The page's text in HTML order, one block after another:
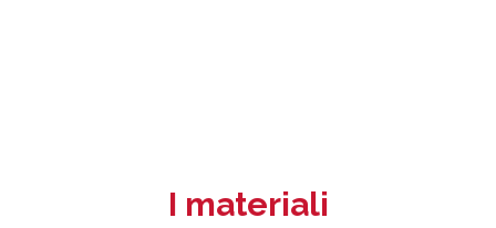
I materiali